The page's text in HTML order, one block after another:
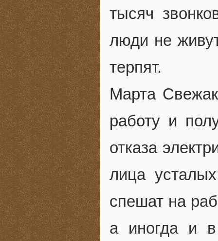
тысяч
люди не
терпят.
Марта
работу и
отказа
лица
спешат на
а иногда и в